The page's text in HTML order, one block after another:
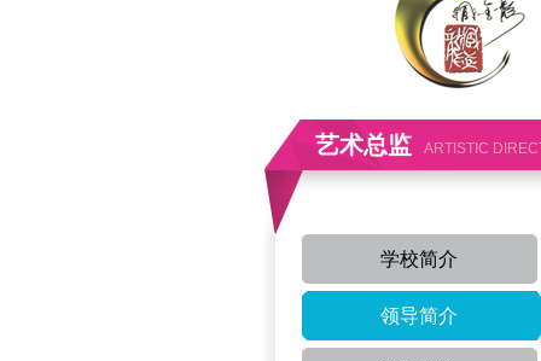
艺术总监 ARTISTIC
学校简介
领导简介